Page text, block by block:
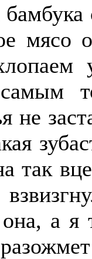
мясо
не
так
а я